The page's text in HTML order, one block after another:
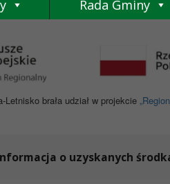
Rada Gminy
Letnisko brała udział w projekcie
o uzyskanych